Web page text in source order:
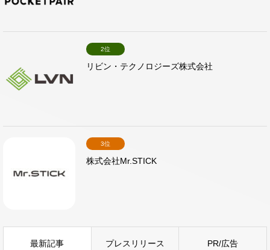
2位
リビン・テクノロジーズ株式会社
3位
株式会社Mr.STICK
最新記事 プレスリリース PR/広告